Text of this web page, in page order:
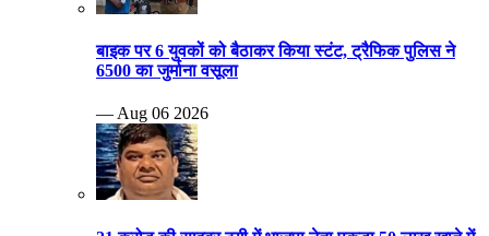
बाइक पर 6 युवकों को बैठाकर किया स्टंट, ट्रैफिक पुलिस ने
6500 का जुर्माना वसूला
— Aug 06 2026